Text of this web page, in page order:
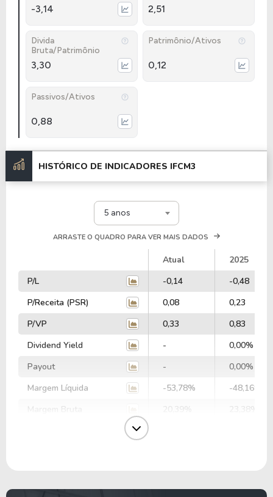
-3,14 2,51
Divida
Bruta/Patrimônio
3,30
Patrimônio/Ativos
0,12
Passivos/Ativos
0,88
HISTÓRICO DE INDICADORES IFCM3
5 anos
ARRASTE O QUADRO PARA VER MAIS DADOS
Atual
2025
P/L
-0,14
-0,48
P/Receita (PSR)
0,08
0,23
P/VP
0,33
0,83
Dividend Yield
-
0,00%
Payout
-
0,00%
Margem Líquida
-53,78%
-48,16%
Margem Bruta
20,39%
23,38%